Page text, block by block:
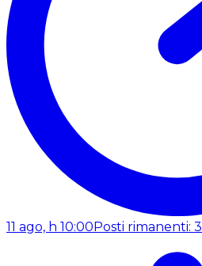
11 ago, h 10:00 Posti rimanenti: 3